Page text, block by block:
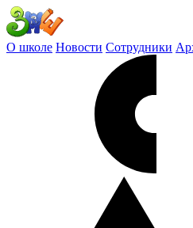
О школе Новости Сотрудники